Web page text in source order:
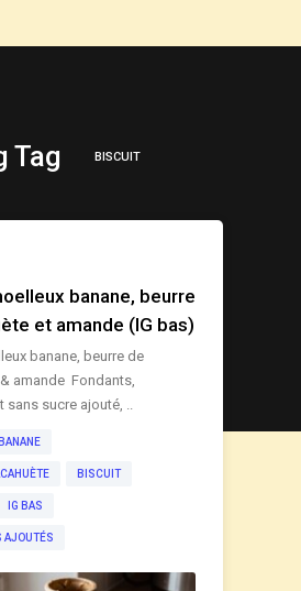
Tag BISCUIT
banane, beurre
et amande (IG bas)
banane, beurre de
amande Fondants,
sans sucre ajouté, ..
BANANE
BISCUIT
IG BAS
AJOUTÉS